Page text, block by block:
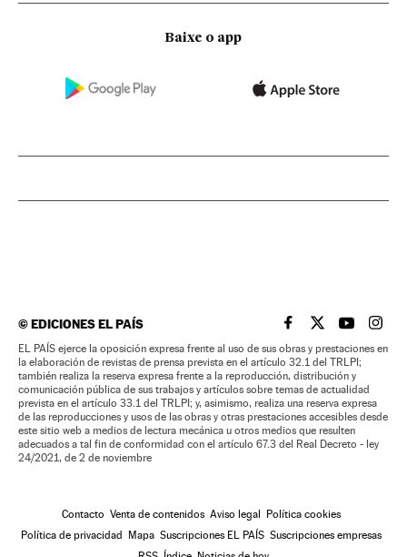
Baixe o app
©EDICIONES EL PAÍS EL PAÍS BRASIL EN
EL PAÍSEL PAÍS
EL
EL PAÍS ejerce la oposición expresa frente al uso de sus obras y prestaciones en
la elaboración de revistas de prensa prevista en el artículo 32.1 del TRLPI;
también realiza la reserva expresa frente a la reproducción, distribución y
comunicación pública de sus trabajos y artículos sobre temas de actualidad
prevista en el artículo 33.1 del TRLPI; y, asimismo, realiza una reserva expresa
de las reproducciones y usos de las obras y otras prestaciones accesibles desde
este sitio web a medios de lectura mecánica u otros medios que resulten
adecuados a tal fin de conformidad con el artículo 67.3 del Real Decreto - ley
24/2021, de 2 de noviembre
Contacto Venta de contenidos Aviso legal Política cookies
Política de privacidad Mapa Suscripciones EL PAÍS Suscripciones empresas